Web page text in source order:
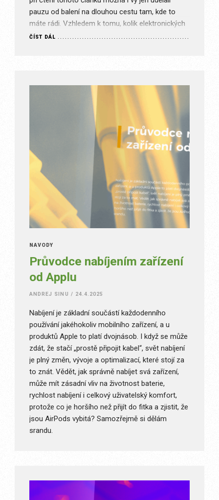
pauzu od balení na dlouhou cestu tam, kde to
máte rádi. Vzhledem k tomu, kolik elektronických
zařízení si všichni s sebou…
ČÍST DÁL
NÁVODY
Průvodce nabíjením zařízení
od Applu
ANDREJ SINU / 24.4.2025
Nabíjení je základní součástí každodenního
používání jakéhokoliv mobilního zařízení, a u
produktů Apple to platí dvojnásob. I když se může
zdát, že stačí „prostě připojit kabel“, svět nabíjení
je plný změn, vývoje a optimalizací, které stojí za
to znát. Vědět, jak správně nabíjet svá zařízení,
může mít zásadní vliv na životnost baterie,
rychlost nabíjení i celkový uživatelský komfort,
protože co je horšího než přijít do fitka a zjistit, že
jsou AirPods vybitá? Samozřejmě si dělám
srandu.